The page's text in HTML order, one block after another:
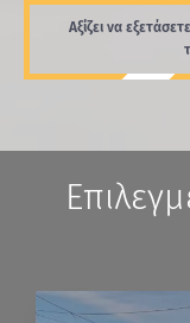
Αξίζει να